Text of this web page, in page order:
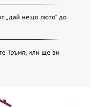
„дай нещо люто“ до
Тръмп, или ще ви